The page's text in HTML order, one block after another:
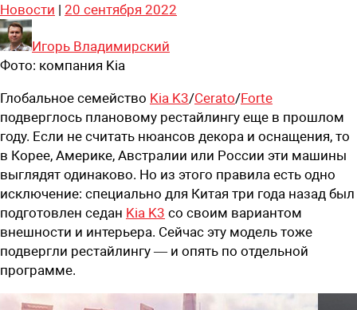
Новости | 20 сентября 2022
Игорь Владимирский
Фото: компания Kia
Глобальное семейство Kia K3/Cerato/Forte
подверглось плановому рестайлингу еще в прошлом
году. Если не считать нюансов декора и оснащения, то
в Корее, Америке, Австралии или России эти машины
выглядят одинаково. Но из этого правила есть одно
исключение: специально для Китая три года назад был
подготовлен седан Kia K3 со своим вариантом
внешности и интерьера. Сейчас эту модель тоже
подвергли рестайлингу — и опять по отдельной
программе.